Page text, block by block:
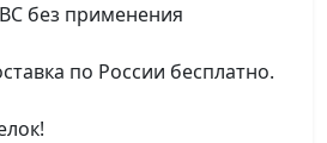
без применения
по России бесплатно.